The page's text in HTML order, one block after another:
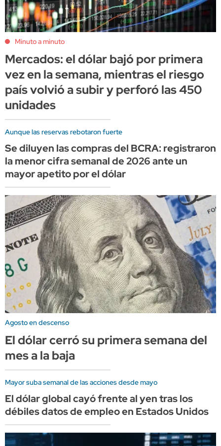
Minuto a minuto
Mercados: el dólar bajó por primera
vez en la semana, mientras el riesgo
país volvió a subir y perforó las 450
unidades
Aunque las reservas rebotaron fuerte
Se diluyen las compras del BCRA: registraron
la menor cifra semanal de 2026 ante un
mayor apetito por el dólar
Agosto en descenso
El dólar cerró su primera semana del
mes a la baja
Mayor suba semanal de las acciones desde mayo
El dólar global cayó frente al yen tras los
débiles datos de empleo en Estados Unidos